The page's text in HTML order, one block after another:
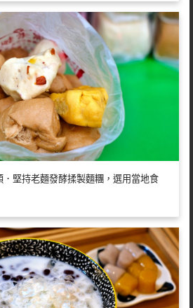
堅持老麵發酵揉製麵糰，選用當地食